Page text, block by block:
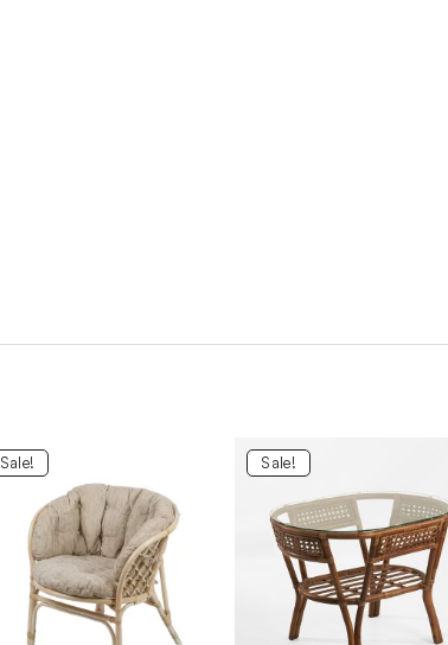
Sale! Sale!